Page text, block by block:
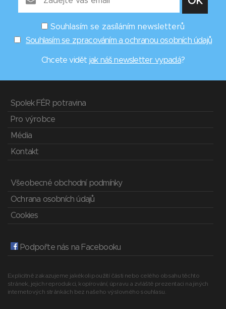
Souhlasím se zasíláním newsletterů
Souhlasím se zpracováním a ochranou osobních údajů
Chcete vidět jak náš newsletter vypadá?
Spolek FÉR potravina
Pro výrobce
Média
Kontakt
Všeobecné obchodní podmínky
Ochrana osobních údajů
Cookies
Podpořte nás na Facebooku
Explicitně zakazujeme jakékoli použití části nebo celého obsahu těchto
stránek, jejich reprodukci, kopírování, úpravu a zvláště prezentaci na jiných
internetových stránkách bez našeho výslovného souhlasu.